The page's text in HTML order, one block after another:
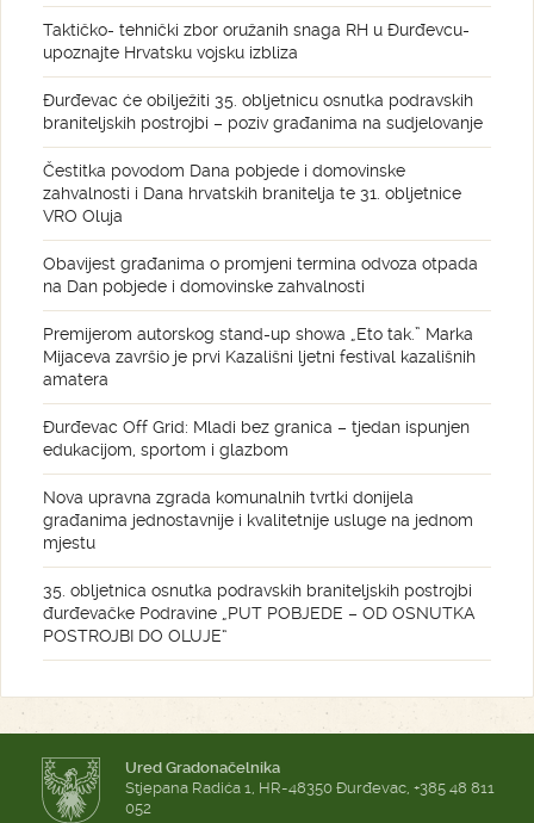
Taktičko- tehnički zbor oružanih snaga RH u Đurđevcu-
upoznajte Hrvatsku vojsku izbliza
Đurđevac će obilježiti 35. obljetnicu osnutka podravskih
braniteljskih postrojbi – poziv građanima na sudjelovanje
Čestitka povodom Dana pobjede i domovinske
zahvalnosti i Dana hrvatskih branitelja te 31. obljetnice
VRO Oluja
Obavijest građanima o promjeni termina odvoza otpada
na Dan pobjede i domovinske zahvalnosti
Premijerom autorskog stand-up showa „Eto tak.” Marka
Mijaceva završio je prvi Kazališni ljetni festival kazališnih
amatera
Đurđevac Off Grid: Mladi bez granica – tjedan ispunjen
edukacijom, sportom i glazbom
Nova upravna zgrada komunalnih tvrtki donijela
građanima jednostavnije i kvalitetnije usluge na jednom
mjestu
35. obljetnica osnutka podravskih braniteljskih postrojbi
đurđevačke Podravine „PUT POBJEDE – OD OSNUTKA
POSTROJBI DO OLUJE“
Ured Gradonačelnika
Stjepana Radića 1, HR-48350 Đurđevac, +385 48 811
052